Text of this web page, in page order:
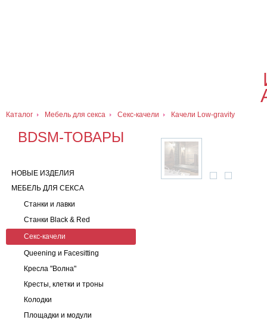
Каталог Мебель для секса Секс-качели Качели Low-gravity
BDSM-ТОВАРЫ
НОВЫЕ ИЗДЕЛИЯ
МЕБЕЛЬ ДЛЯ СЕКСА
Станки и лавки
Станки Black & Red
Секс-качели
Queening и Facesitting
Кресла "Волна"
Кресты, клетки и троны
Колодки
Площадки и модули